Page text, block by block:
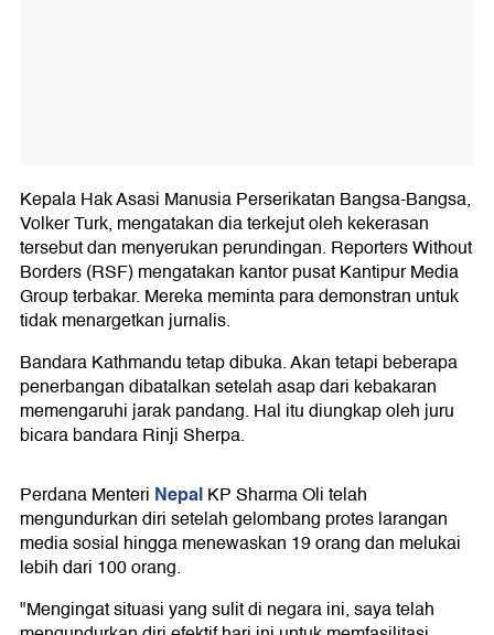
Kepala Hak Asasi Manusia Perserikatan Bangsa-Bangsa,
Volker Turk, mengatakan dia terkejut oleh kekerasan
tersebut dan menyerukan perundingan. Reporters Without
Borders (RSF) mengatakan kantor pusat Kantipur Media
Group terbakar. Mereka meminta para demonstran untuk
tidak menargetkan jurnalis.
Bandara Kathmandu tetap dibuka. Akan tetapi beberapa
penerbangan dibatalkan setelah asap dari kebakaran
memengaruhi jarak pandang. Hal itu diungkap oleh juru
bicara bandara Rinji Sherpa.
Perdana Menteri NepalKP Sharma Oli telah
mengundurkan diri setelah gelombang protes larangan
media sosial hingga menewaskan 19 orang dan melukai
lebih dari 100 orang.
"Mengingat situasi yang sulit di negara ini, saya telah